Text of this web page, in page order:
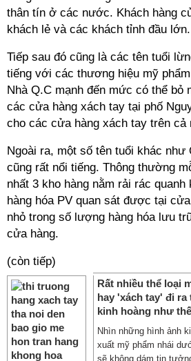
thân tín ở các nước. Khách hàng
khách lẻ và các khách tỉnh đầu lớn.
Tiếp sau đó cũng là các tên tuổi
tiếng với các thương hiệu mỹ
Nhà Q.C mạnh đến mức có thể bỏ
các cửa hàng xách tay tại phố
cho các cửa hàng xách tay trên cả
Ngoài ra, một số tên tuổi khác như
cũng rất nổi tiếng. Thông thường
nhất 3 kho hàng nằm rải rác
hàng hóa PV quan sát được tại
nhỏ trong số lượng hàng hóa lưu
cửa hàng.
(còn tiếp)
Rất nhiều thể loại
hay 'xách tay' đi
kinh hoàng như
Nhìn những hình ảnh
xuất mỹ phẩm nhái
sẽ không dám tin